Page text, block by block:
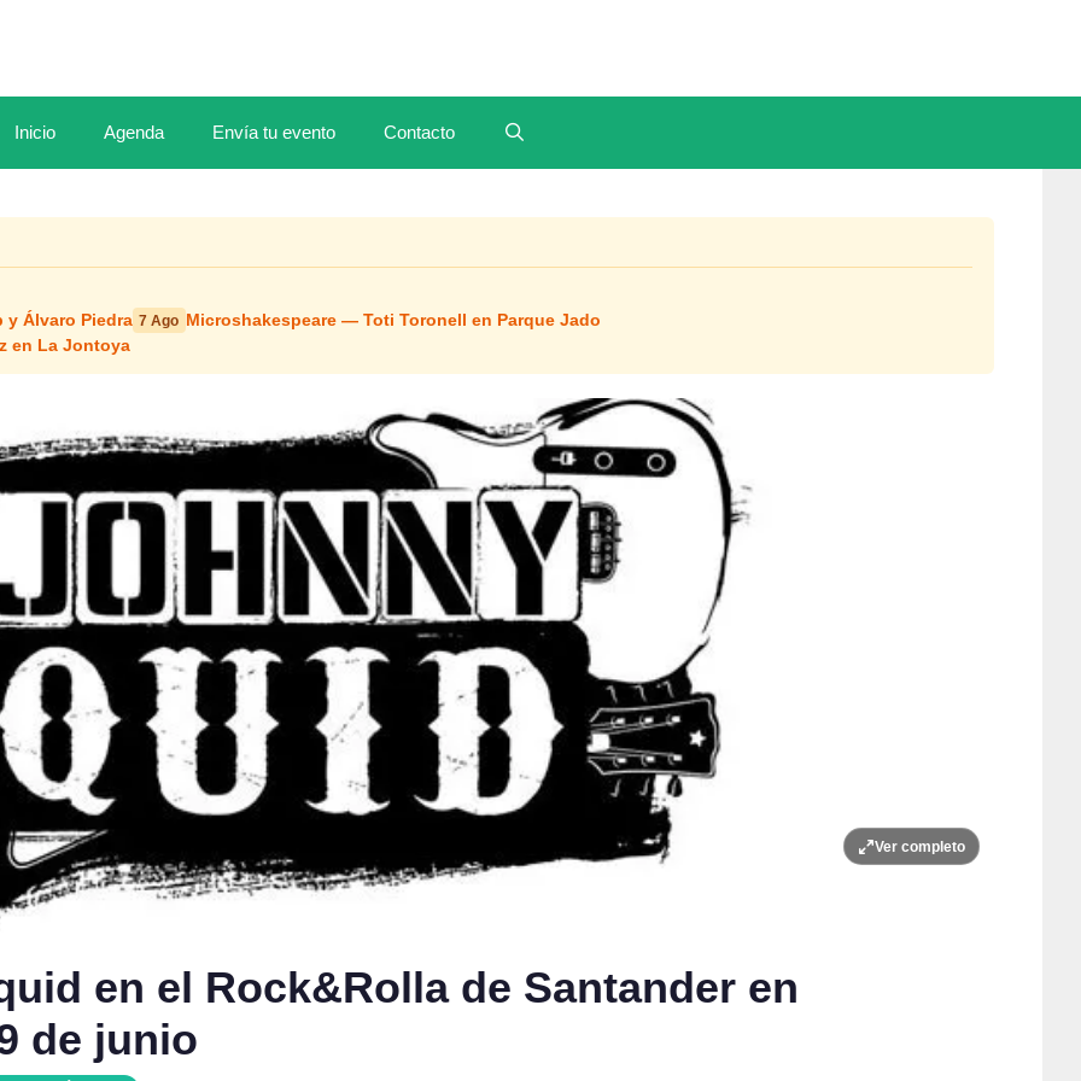
Inicio Agenda Envía tu evento Contacto
y Álvaro Piedra 7 Ago Microshakespeare — Toti Toronell en Parque Jado
en La Jontoya
Ver completo
en el Rock&Rolla de Santander en
de junio